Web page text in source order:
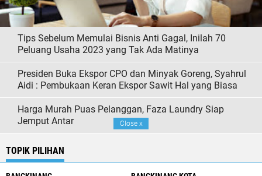
Tips Sebelum Memulai Bisnis Anti Gagal, Inilah 70
Peluang Usaha 2023 yang Tak Ada Matinya
Presiden Buka Ekspor CPO dan Minyak Goreng, Syahrul
Aidi : Pembukaan Keran Ekspor Sawit Hal yang Biasa
Harga Murah Puas Pelanggan, Faza Laundry Siap
Jemput Antar
TOPIK PILIHAN
Close x